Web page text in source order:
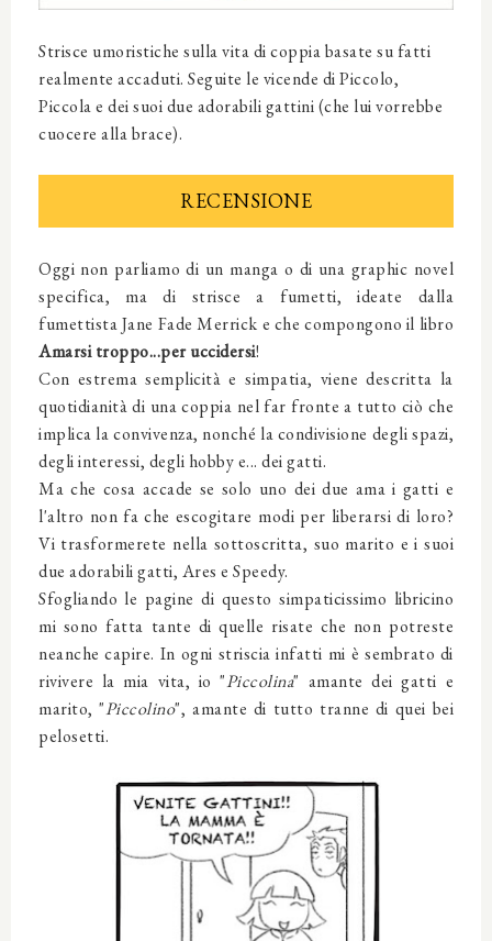
Strisce umoristiche sulla vita di coppia basate su fatti
realmente accaduti. Seguite le vicende di Piccolo,
Piccola e dei suoi due adorabili gattini (che lui vorrebbe
cuocere alla brace).
RECENSIONE
Oggi non parliamo di un manga o di una graphic novel
specifica, ma di strisce a fumetti, ideate dalla
fumettista Jane Fade Merrick e che compongono il libro
Amarsi troppo...per uccidersi!
Con estrema semplicità e simpatia, viene descritta la
quotidianità di una coppia nel far fronte a tutto ciò che
implica la convivenza, nonché la condivisione degli spazi,
degli interessi, degli hobby e... dei gatti.
Ma che cosa accade se solo uno dei due ama i gatti e
l'altro non fa che escogitare modi per liberarsi di loro?
Vi trasformerete nella sottoscritta, suo marito e i suoi
due adorabili gatti, Ares e Speedy.
Sfogliando le pagine di questo simpaticissimo libricino
mi sono fatta tante di quelle risate che non potreste
neanche capire. In ogni striscia infatti mi è sembrato di
rivivere la mia vita, io "Piccolina" amante dei gatti e
marito, "Piccolino", amante di tutto tranne di quei bei
pelosetti.